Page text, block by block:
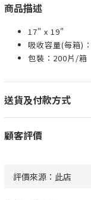
商品描述
17" x 19"
吸收容量(每箱)
包裝：200片/箱
送貨及付款方式
顧客評價